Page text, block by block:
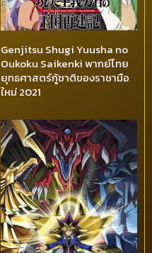
Genjitsu Shugi Yuusha no
Oukoku Saikenki พากย์ไทย
ยุทธศาสตร์กู้ชาติของราชามือ
ใหม่ 2021